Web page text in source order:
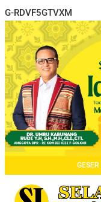
G-RDVF5GTVXM